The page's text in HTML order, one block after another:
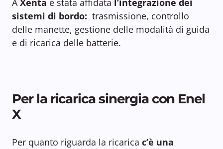
AXenta è stata affidata l’integrazione dei
sistemi di bordo: trasmissione, controllo
delle manette, gestione delle modalità di guida
e di ricarica delle batterie.
Per la ricarica sinergia con Enel
X
Per quanto riguarda la ricarica c’è una